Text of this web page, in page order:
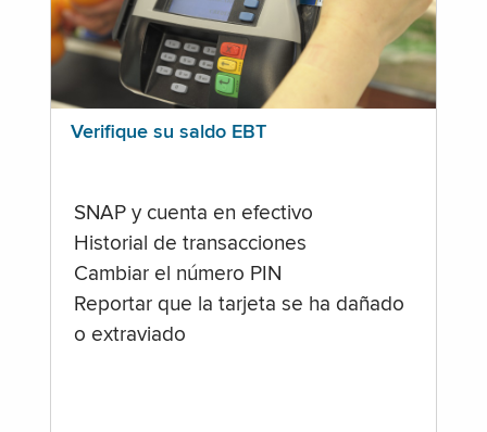
Verifique su saldo EBT
SNAP y cuenta en efectivo
Historial de transacciones
Cambiar el número PIN
Reportar que la tarjeta se ha dañado
o extraviado